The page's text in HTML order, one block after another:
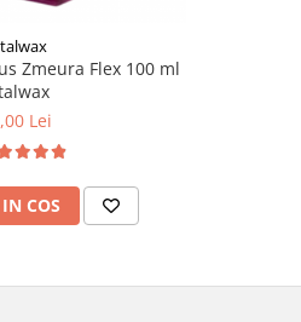
Zmeura Flex 100 ml
Lei
COS